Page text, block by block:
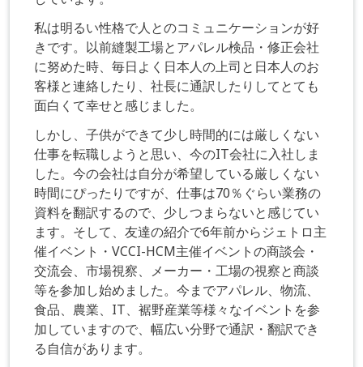
私は明るい性格で人とのコミュニケーションが好
きです。以前縫製工場とアパレル検品・修正会社
に努めた時、毎日よく日本人の上司と日本人のお
客様と連絡したり、社長に通訳したりしてとても
面白くて幸せと感じました。
しかし、子供ができて少し時間的には厳しくない
仕事を転職しようと思い、今のIT会社に入社しま
した。今の会社は自分が希望している厳しくない
時間にぴったりですが、仕事は70％ぐらい業務の
資料を翻訳するので、少しつまらないと感じてい
ます。そして、友達の紹介で6年前からジェトロ主
催イベント・VCCI-HCM主催イベントの商談会・
交流会、市場視察、メーカー・工場の視察と商談
等を参加し始めました。今までアパレル、物流、
食品、農業、IT、裾野産業等様々なイベントを参
加していますので、幅広い分野で通訳・翻訳でき
る自信があります。